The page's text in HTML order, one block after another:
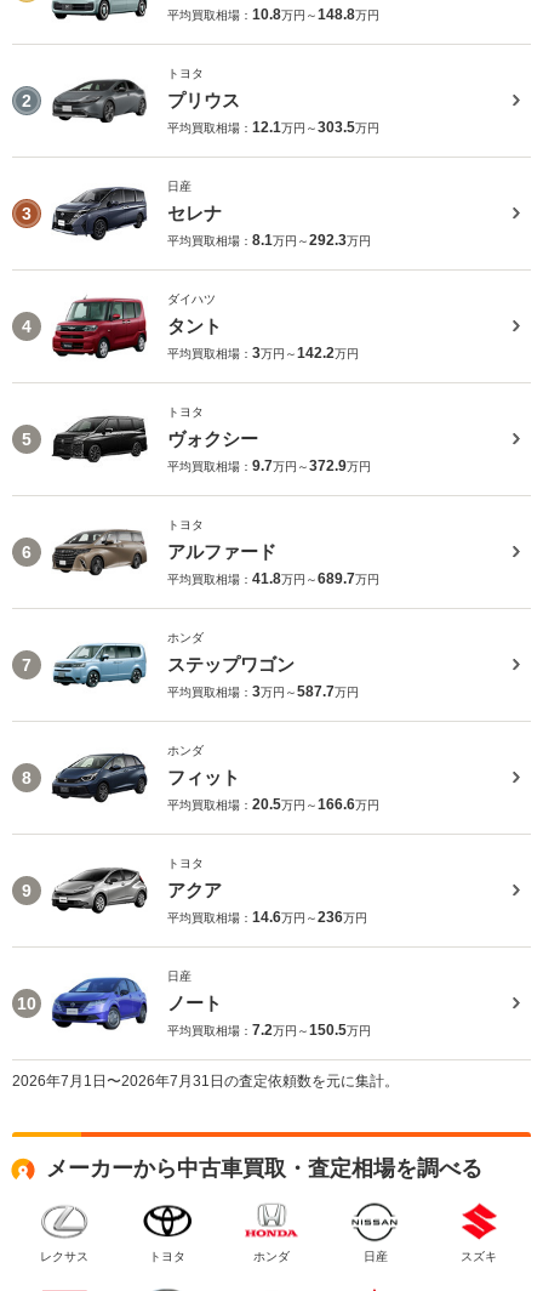
平均買取相場： 10.8万円～148.8万円
2
トヨタ
プリウス
平均買取相場： 12.1万円～303.5万円
3
日産
セレナ
平均買取相場： 8.1万円～292.3万円
4
ダイハツ
タント
平均買取相場： 3万円～142.2万円
5
トヨタ
ヴォクシー
平均買取相場： 9.7万円～372.9万円
6
トヨタ
アルファード
平均買取相場： 41.8万円～689.7万円
7
ホンダ
ステップワゴン
平均買取相場： 3万円～587.7万円
8
ホンダ
フィット
平均買取相場： 20.5万円～166.6万円
9
トヨタ
アクア
平均買取相場： 14.6万円～236万円
10
日産
ノート
平均買取相場： 7.2万円～150.5万円
2026年7月1日〜2026年7月31日の査定依頼数を元に集計。
メーカーから中古車買取・査定相場を調べる
レクサス トヨタ ホンダ 日産 スズキ